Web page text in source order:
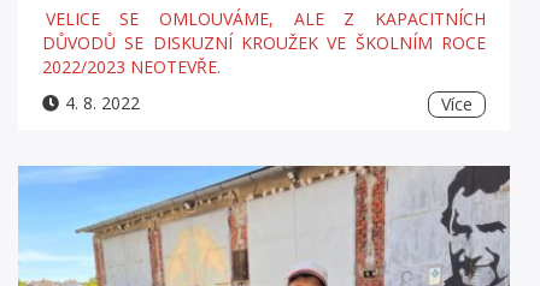
VELICE SE OMLOUVÁME, ALE Z KAPACITNÍCH
DŮVODŮ SE DISKUZNÍ KROUŽEK VE ŠKOLNÍM ROCE
2022/2023 NEOTEVŘE.
4. 8. 2022
Více